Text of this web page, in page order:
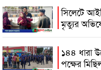
সিলেটে
মৃত্যুর
১৪৪ ধারা
পক্ষের